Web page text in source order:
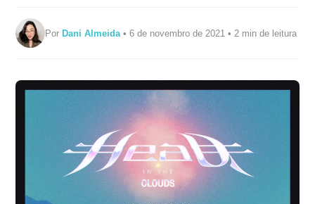
PorDani Almeida • 6 de novembro de 2021 • 2 min de leitura